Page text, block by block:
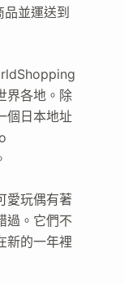
品並運送到
界各地。除
個日本地址
愛玩偶有著
過。它們不
新的一年裡